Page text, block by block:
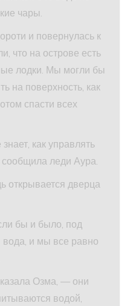
чары.
и повернулась к
что на острове есть
лодки. Мы могли бы
на поверхность, как
спасти всех
как управлять
леди Аура.
открывается дверца
бы и было, под
вода, и мы все равно
Озма, — они
водой,